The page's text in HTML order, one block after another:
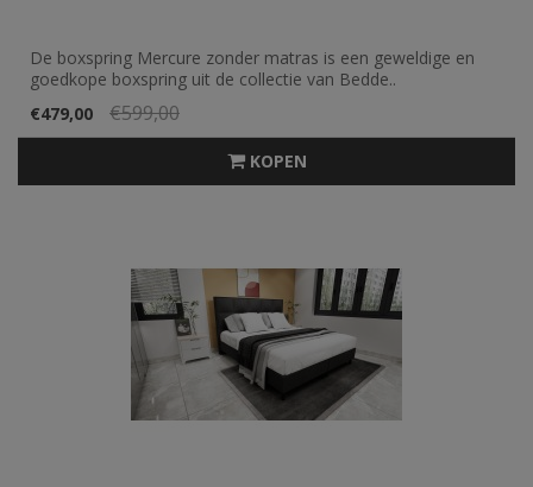
De boxspring Mercure zonder matras is een geweldige en
goedkope boxspring uit de collectie van Bedde..
€479,00
€599,00
KOPEN